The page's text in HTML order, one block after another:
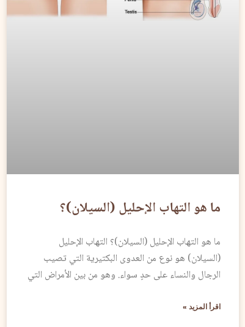
ما هو التهاب الإحليل (السيلان)؟
ما هو التهاب الإحليل (السيلان)؟ التهاب الإحليل
(السيلان) هو نوع من العدوى البكتيرية التي تصيب
الرجال والنساء على حدٍ سواء. وهو من بين الأمراض التي
اقرأ المزيد »